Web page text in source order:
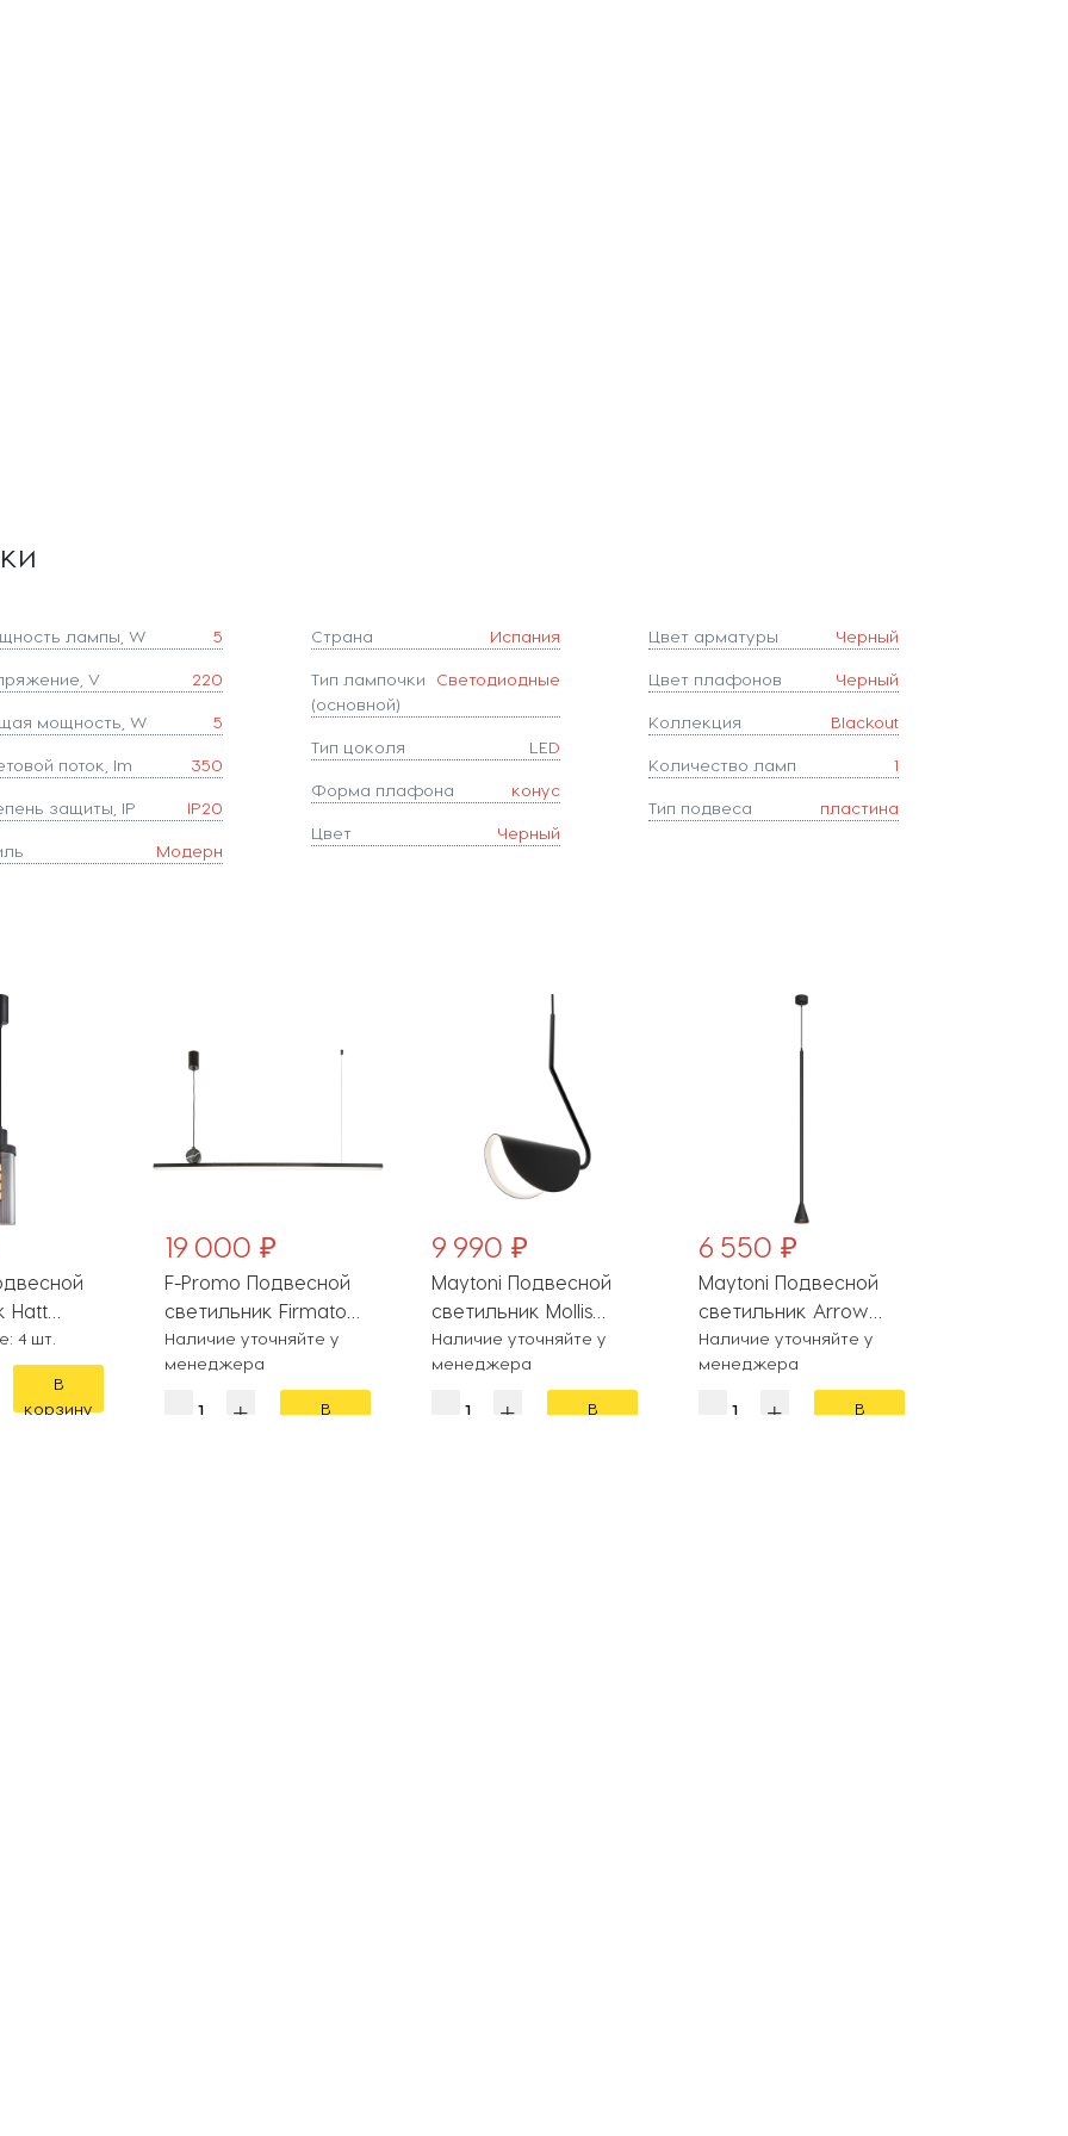
лампы, W 5
V 220
мощность, W 5
поток, lm 350
защиты, IP IP20
Модерн
Страна Испания
Тип лампочки
(основной)
Светодиодные
Тип цоколя LED
Форма плафона конус
Цвет Черный
Цвет арматуры Черный
Цвет плафонов Черный
Коллекция Blackout
Количество ламп 1
Тип подвеса пластина
Hatt
4 шт.
В
корзину
19 000 ₽
F-Promo Подвесной
светильник Firmato
4060-2P
Наличие уточняйте у
менеджера
В
9 990 ₽
Maytoni Подвесной
светильник Mollis
MOD126PL-01B
Наличие уточняйте у
менеджера
В
6 550 ₽
Maytoni Подвесной
светильник Arrow
P064PL-01B-1
Наличие уточняйте у
менеджера
В